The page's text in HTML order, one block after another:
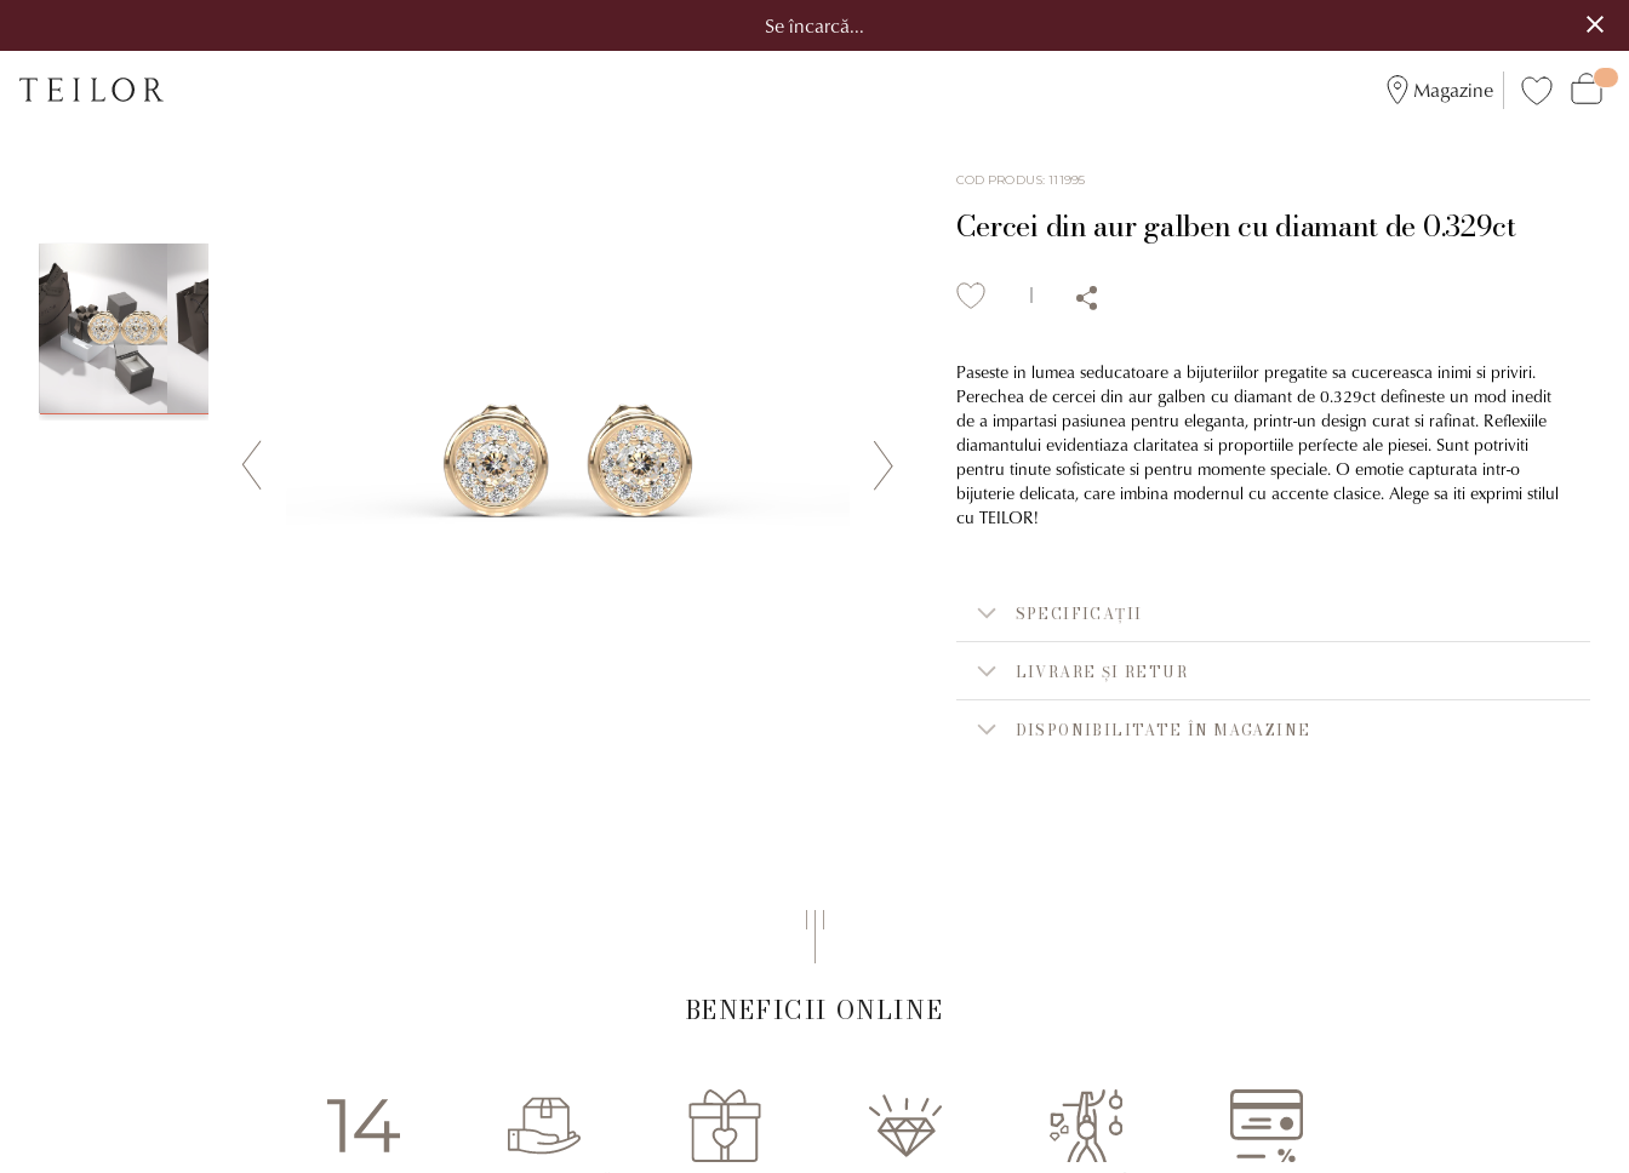
Se încarcă...
Magazine
COD PRODUS:111995
Cercei din aur galben cu diamant de 0.329ct
Paseste in lumea seducatoare a bijuteriilor pregatite sa cucereasca inimi si priviri.
Perechea de cercei din aur galben cu diamant de 0.329ct defineste un mod inedit
de a impartasi pasiunea pentru eleganta, printr-un design curat si rafinat. Reflexiile
diamantului evidentiaza claritatea si proportiile perfecte ale piesei. Sunt potriviti
pentru tinute sofisticate si pentru momente speciale. O emotie capturata intr-o
bijuterie delicata, care imbina modernul cu accente clasice. Alege sa iti exprimi stilul
cu TEILOR!
SPECIFICAȚII
LIVRARE ȘI RETUR
DISPONIBILITATE ÎN MAGAZINE
BENEFICII ONLINE